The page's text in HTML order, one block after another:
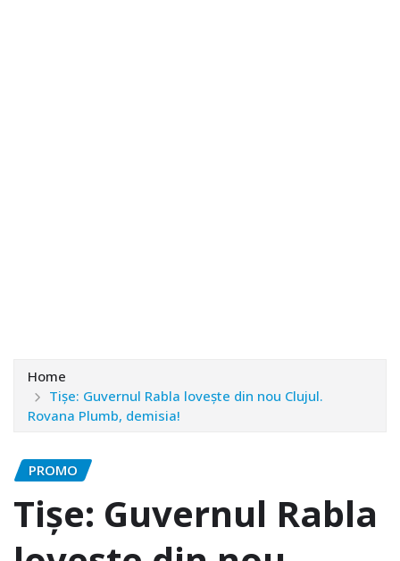
Home
Tişe: Guvernul Rabla loveşte din nou Clujul.
Rovana Plumb, demisia!
PROMO
Tişe: Guvernul Rabla